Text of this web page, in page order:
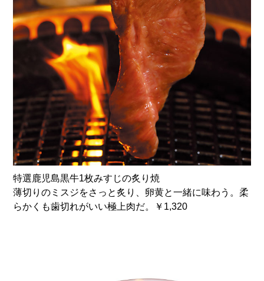
特選鹿児島黒牛1枚みすじの炙り焼
薄切りのミスジをさっと炙り、卵黄と一緒に味わう。柔
らかくも歯切れがいい極上肉だ。￥1,320